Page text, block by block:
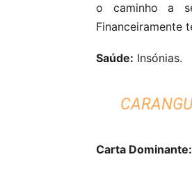
o caminho a
Financeiramente
Saúde: Insónias.
Carta Dominante: